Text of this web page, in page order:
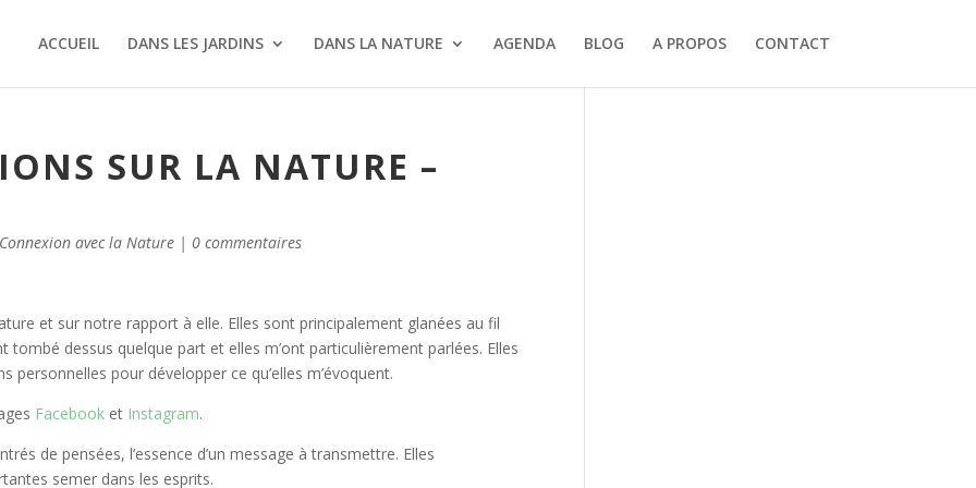
ACCUEIL DANS LES JARDINS DANS LA NATURE AGENDA BLOG A PROPOS CONTACT
SUR LA NATURE –
Connexion avec la Nature |0 commentaires
et sur notre rapport à elle. Elles sont principalement glanées au fil
dessus quelque part et elles m’ont particulièrement parlées. Elles
pour développer ce qu’elles m’évoquent.
Facebook et Instagram.
de pensées, l’essence d’un message à transmettre. Elles
semer dans les esprits.